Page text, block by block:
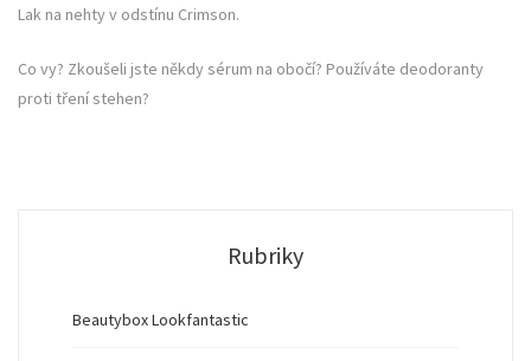
Lak na nehty v odstínu Crimson.
Co vy? Zkoušeli jste někdy sérum na obočí? Používáte deodoranty
proti tření stehen?
Rubriky
Beautybox Lookfantastic